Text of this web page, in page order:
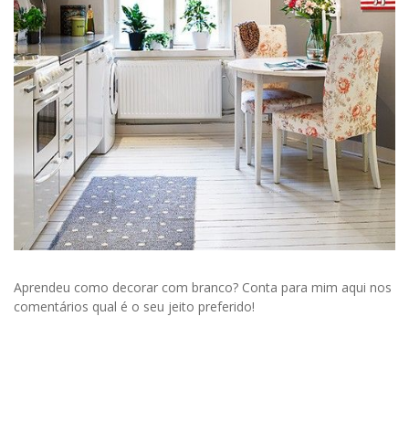
Aprendeu como decorar com branco? Conta para mim aqui nos
comentários qual é o seu jeito preferido!